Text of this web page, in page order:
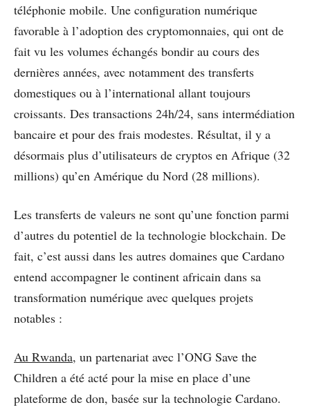
téléphonie mobile. Une configuration numérique
favorable à l’adoption des cryptomonnaies, qui ont de
fait vu les volumes échangés bondir au cours des
dernières années, avec notamment des transferts
domestiques ou à l’international allant toujours
croissants. Des transactions 24h/24, sans intermédiation
bancaire et pour des frais modestes. Résultat, il y a
désormais plus d’utilisateurs de cryptos en Afrique (32
millions) qu’en Amérique du Nord (28 millions).
Les transferts de valeurs ne sont qu’une fonction parmi
d’autres du potentiel de la technologie blockchain. De
fait, c’est aussi dans les autres domaines que Cardano
entend accompagner le continent africain dans sa
transformation numérique avec quelques projets
notables :
Au Rwanda, un partenariat avec l’ONG Save the
Children a été acté pour la mise en place d’une
plateforme de don, basée sur la technologie Cardano.